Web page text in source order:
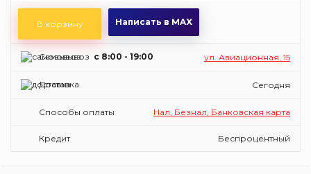
В корзину Написать в MAX
Самовывоз c 8:00 - 19:00 ул. Авиационная, 15
Доставка Сегодня
Способы оплаты Нал, Безнал, Банковская карта
Кредит Беспроцентный